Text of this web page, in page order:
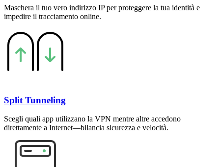
Maschera il tuo vero indirizzo IP per proteggere la tua identità e
impedire il tracciamento online.
Split Tunneling
Scegli quali app utilizzano la VPN mentre altre accedono
direttamente a Internet—bilancia sicurezza e velocità.